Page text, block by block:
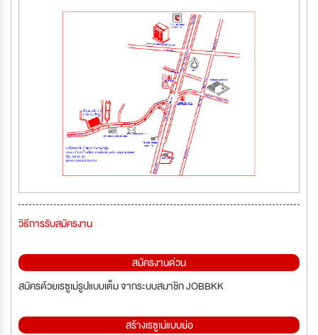
วิธีการรับสมัครงาน
สมัครงานด่วน
สมัครด้วยเรซูเม่รูปแบบเต็ม จากระบบสมาชิก JOBBKK
สร้างเรซูเม่แบบย่อ